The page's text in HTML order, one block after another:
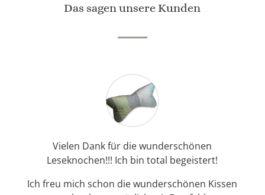
Das sagen unsere Kunden
Vielen Dank für die wunderschönen
Leseknochen!!! Ich bin total begeistert!
Ich freu mich schon die wunderschönen Kissen